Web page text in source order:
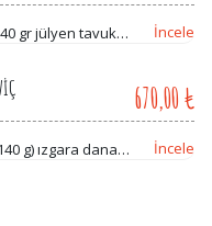
gr jülyen tavuk
İncele
670,00 ₺
g) ızgara dana
İncele